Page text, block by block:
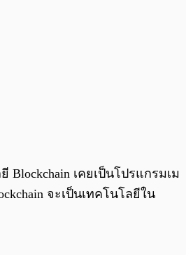
Blockchain เคยเป็นโปรแกรมเม
จะเป็นเทคโนโลยีใน